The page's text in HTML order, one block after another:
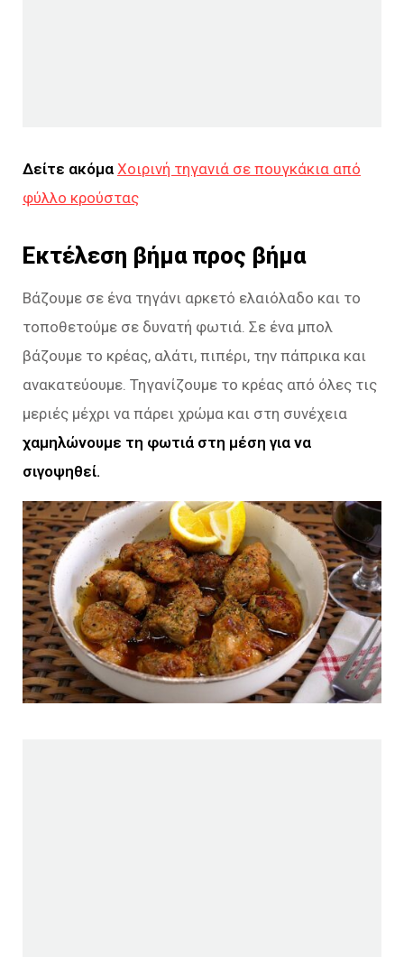
Δείτε ακόμα Χοιρινή τηγανιά σε πουγκάκια από
φύλλο κρούστας
Εκτέλεση βήμα προς βήμα
Βάζουμε σε ένα τηγάνι αρκετό ελαιόλαδο και το
τοποθετούμε σε δυνατή φωτιά. Σε ένα μπολ
βάζουμε το κρέας, αλάτι, πιπέρι, την πάπρικα και
ανακατεύουμε. Τηγανίζουμε το κρέας από όλες τις
μεριές μέχρι να πάρει χρώμα και στη συνέχεια
χαμηλώνουμε τη φωτιά στη μέση για να
σιγοψηθεί.